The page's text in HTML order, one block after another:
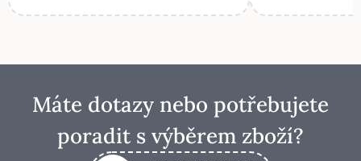
Máte dotazy nebo potřebujete
poradit s výběrem zboží?